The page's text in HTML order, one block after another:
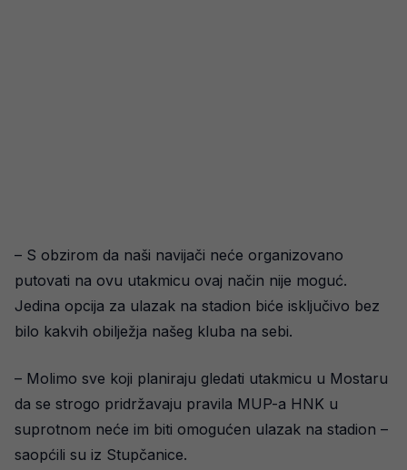
– S obzirom da naši navijači neće organizovano
putovati na ovu utakmicu ovaj način nije moguć.
Jedina opcija za ulazak na stadion biće isključivo bez
bilo kakvih obilježja našeg kluba na sebi.
– Molimo sve koji planiraju gledati utakmicu u Mostaru
da se strogo pridržavaju pravila MUP-a HNK u
suprotnom neće im biti omogućen ulazak na stadion –
saopćili su iz Stupčanice.